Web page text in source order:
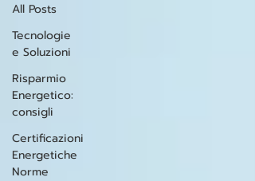
All Posts
Tecnologie
e Soluzioni
Risparmio
Energetico:
consigli
Certificazioni
Energetiche
Norme